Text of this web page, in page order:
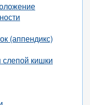
(аппендикс)
кишки